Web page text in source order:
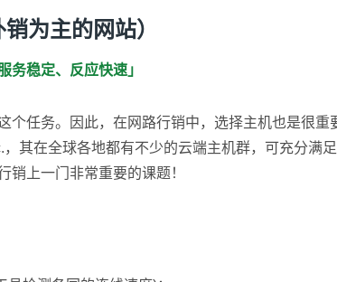
为主的网站）
务稳定、反应快速」
个任务。因此，在网路行销中，选择主机也是很
其在全球各地都有不少的云端主机群，可充分满
销上一门非常重要的课题！